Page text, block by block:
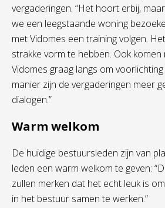
vergaderingen. “Het hoort erbij,
we een leegstaande woning
met Vidomes een training volgen.
strakke vorm te hebben. Ook
Vidomes graag langs om
manier zijn de vergaderingen meer
dialogen.”
Warm welkom
De huidige bestuursleden zijn van
leden een warm welkom te geven:
zullen merken dat het echt leuk is
in het bestuur samen te werken.”